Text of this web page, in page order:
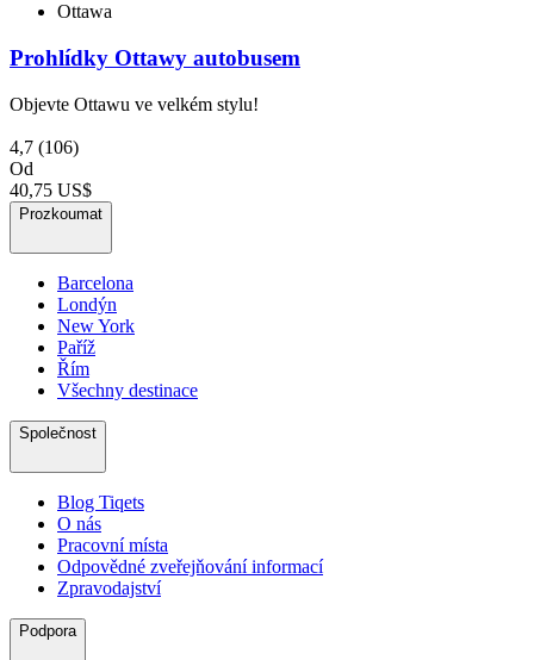
Ottawa
Prohlídky Ottawy autobusem
Objevte Ottawu ve velkém stylu!
4,7 (106)
Od
40,75 US$
Prozkoumat
Barcelona
Londýn
New York
Paříž
Řím
Všechny destinace
Společnost
Blog Tiqets
O nás
Pracovní místa
Odpovědné zveřejňování informací
Zpravodajství
Podpora